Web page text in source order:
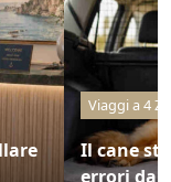
Viaggi a 4
Il cane
errori da